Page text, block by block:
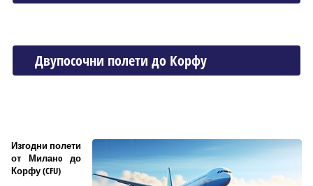
Двупосочни полети до Корфу
Изгодни полети
от Миланo до
Корфу (CFU)